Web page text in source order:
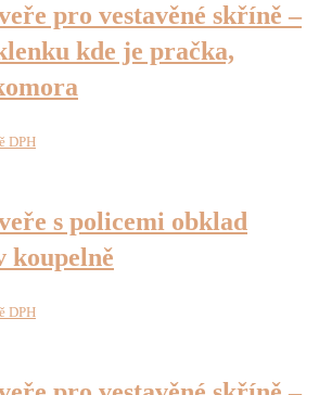
pro vestavěné skříně –
kde je pračka,
DPH
s policemi obklad
koupelně
DPH